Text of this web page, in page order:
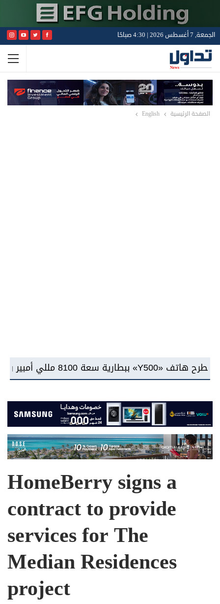
الجمعة, 7 أغسطس 2026 | 4:30 صباحًا
الصفحة الرئيسية English
HomeBerry signs a
contract to provide
services for The
Median Residences
project